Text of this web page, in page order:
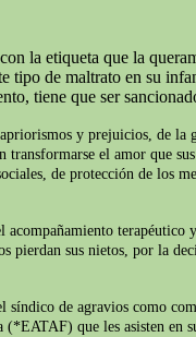
la etiqueta que la
de maltrato en su
tiene que ser
y prejuicios, de
transformarse el amor que
de protección de los
acompañamiento
sus nietos, por la
de agravios como
(*EATAF) que les asisten